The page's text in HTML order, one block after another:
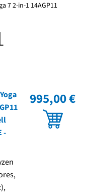
7 2-in-1 14AGP11
-
995,00 €